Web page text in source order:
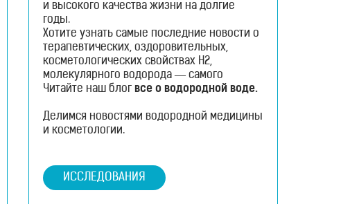
и высокого качества жизни на долгие
годы.
Хотите узнать самые последние новости о
терапевтических, оздоровительных,
косметологических свойствах H2,
молекулярного водорода — самого
распространенного вещества во всей
Читайте наш блог все о водородной воде.
Делимся новостями водородной медицины
и косметологии.
ИССЛЕДОВАНИЯ